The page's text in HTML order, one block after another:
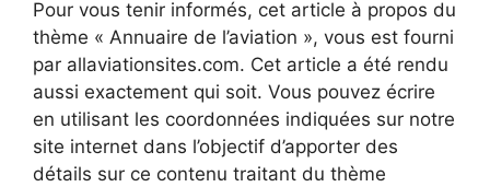
Pour vous tenir informés, cet article à propos du
thème « Annuaire de l’aviation », vous est fourni
par allaviationsites.com. Cet article a été rendu
aussi exactement qui soit. Vous pouvez écrire
en utilisant les coordonnées indiquées sur notre
site internet dans l’objectif d’apporter des
détails sur ce contenu traitant du thème